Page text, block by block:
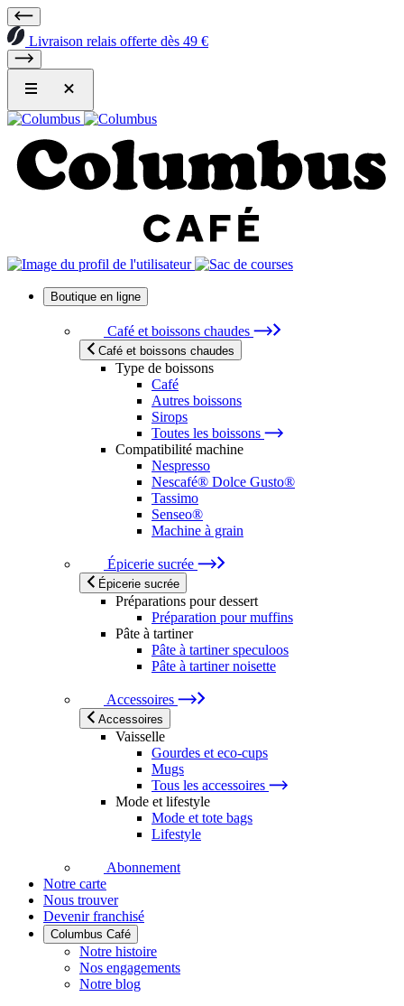
Livraison relais offerte dès 49 €
Boutique en ligne
Café et boissons chaudes
Café et boissons chaudes
Type de boissons
Café
Autres boissons
Sirops
Toutes les boissons
Compatibilité machine
Nespresso
Nescafé® Dolce Gusto®
Tassimo
Senseo®
Machine à grain
Épicerie sucrée
Épicerie sucrée
Préparations pour dessert
Préparation pour muffins
Pâte à tartiner
Pâte à tartiner speculoos
Pâte à tartiner noisette
Accessoires
Accessoires
Vaisselle
Gourdes et eco-cups
Mugs
Tous les accessoires
Mode et lifestyle
Mode et tote bags
Lifestyle
Abonnement
Notre carte
Nous trouver
Devenir franchisé
Columbus Café
Notre histoire
Nos engagements
Notre blog